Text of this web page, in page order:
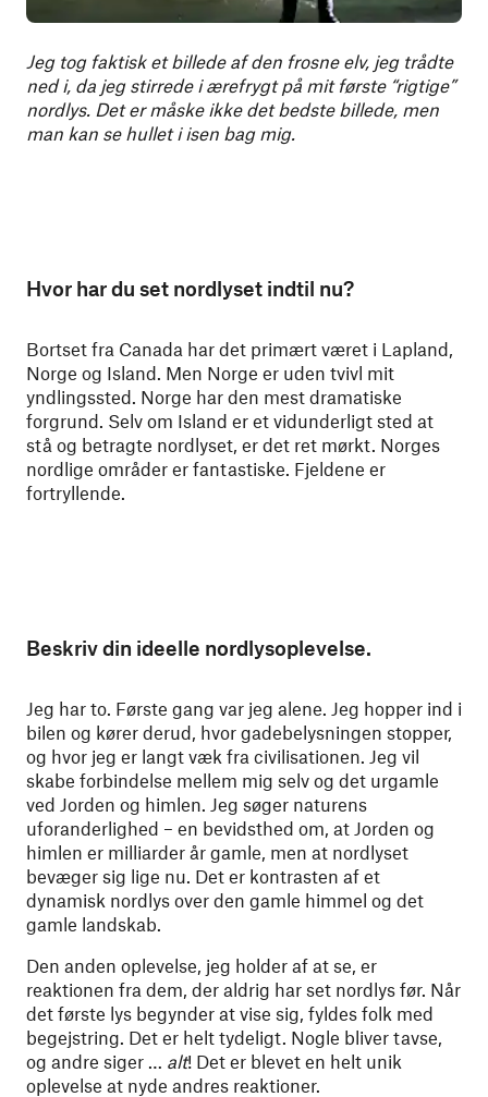
Jeg tog faktisk et billede af den frosne elv, jeg trådte
ned i, da jeg stirrede i ærefrygt på mit første “rigtige”
nordlys. Det er måske ikke det bedste billede, men
man kan se hullet i isen bag mig.
Hvor har du set nordlyset indtil nu?
Bortset fra Canada har det primært været i Lapland,
Norge og Island. Men Norge er uden tvivl mit
yndlingssted. Norge har den mest dramatiske
forgrund. Selv om Island er et vidunderligt sted at
stå og betragte nordlyset, er det ret mørkt. Norges
nordlige områder er fantastiske. Fjeldene er
fortryllende.
Beskriv din ideelle nordlysoplevelse.
Jeg har to. Første gang var jeg alene. Jeg hopper ind i
bilen og kører derud, hvor gadebelysningen stopper,
og hvor jeg er langt væk fra civilisationen. Jeg vil
skabe forbindelse mellem mig selv og det urgamle
ved Jorden og himlen. Jeg søger naturens
uforanderlighed – en bevidsthed om, at Jorden og
himlen er milliarder år gamle, men at nordlyset
bevæger sig lige nu. Det er kontrasten af et
dynamisk nordlys over den gamle himmel og det
gamle landskab.
Den anden oplevelse, jeg holder af at se, er
reaktionen fra dem, der aldrig har set nordlys før. Når
det første lys begynder at vise sig, fyldes folk med
begejstring. Det er helt tydeligt. Nogle bliver tavse,
og andre siger … alt! Det er blevet en helt unik
oplevelse at nyde andres reaktioner.